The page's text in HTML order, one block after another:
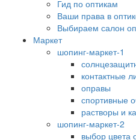
Гид по оптикам
Ваши права в
Выбираем салон
Маркет
шопинг-маркет-1
контактные
оправы
спортивные
растворы и
шопинг-маркет-2
выбор цвета